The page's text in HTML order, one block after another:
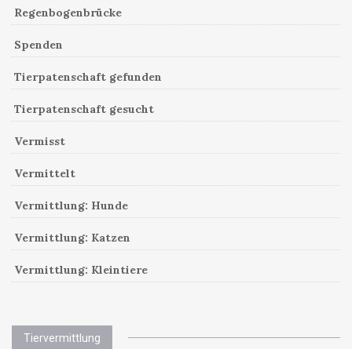
Regenbogenbrücke
Spenden
Tierpatenschaft gefunden
Tierpatenschaft gesucht
Vermisst
Vermittelt
Vermittlung: Hunde
Vermittlung: Katzen
Vermittlung: Kleintiere
Tiervermittlung